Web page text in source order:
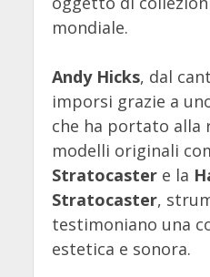
mondiale.
Andy Hicks, dal
imporsi grazie a
che ha portato alla
modelli originali
Stratocastere la
Stratocaster,
testimoniano una
estetica e sonora.